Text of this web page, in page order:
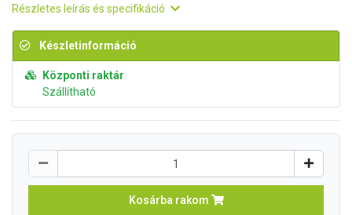
Részletes leírás és specifikáció
Készletinformáció
Központi raktár
Szállítható
Kosárba rakom